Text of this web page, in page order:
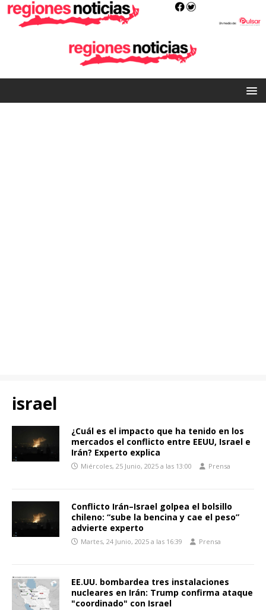
israel
¿Cuál es el impacto que ha tenido en los
mercados el conflicto entre EEUU, Israel e
Irán? Experto explica
Miércoles, 25 Junio, 2025 a las 13:00 Prensa
Conflicto Irán–Israel golpea el bolsillo
chileno: “sube la bencina y cae el peso”
advierte experto
Martes, 24 Junio, 2025 a las 16:39 Prensa
EE.UU. bombardea tres instalaciones
nucleares en Irán: Trump confirma ataque
"coordinado" con Israel